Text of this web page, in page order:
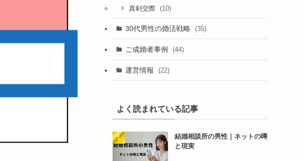
真剣交際 (10)
30代男性の婚活戦略 (35)
ご成婚者事例 (44)
運営情報 (22)
よく読まれている記事
結婚相談所の男性｜ネットの噂
と現実